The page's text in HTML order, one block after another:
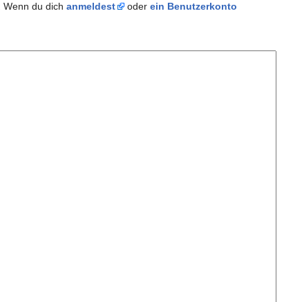
du dich anmeldest oder ein Benutzerkonto